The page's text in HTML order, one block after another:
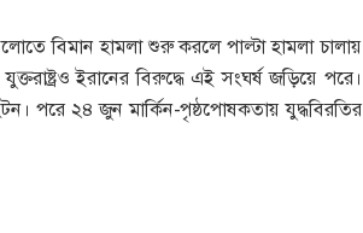
বিমান হামলা শুরু করলে পাল্টা হামলা চালায়
ইরানের বিরুদ্ধে এই সংঘর্ষ জড়িয়ে পরে।
পরে ২৪ জুন মার্কিন-পৃষ্ঠপোষকতায় যুদ্ধবিরতির